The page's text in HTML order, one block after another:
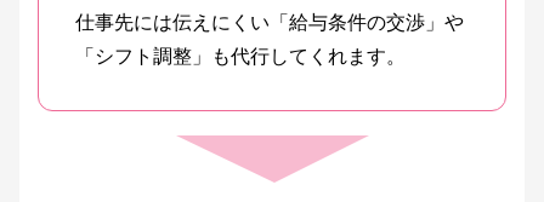
仕事先には伝えにくい「給与条件の交渉」や
「シフト調整」も代行してくれます。